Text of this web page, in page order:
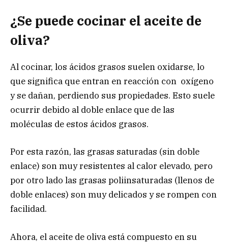
¿Se puede cocinar el aceite de
oliva?
Al cocinar, los ácidos grasos suelen oxidarse, lo
que significa que entran en reacción con oxígeno
y se dañan, perdiendo sus propiedades. Esto suele
ocurrir debido al doble enlace que de las
moléculas de estos ácidos grasos.
Por esta razón, las grasas saturadas (sin doble
enlace) son muy resistentes al calor elevado, pero
por otro lado las grasas poliinsaturadas (llenos de
doble enlaces) son muy delicados y se rompen con
facilidad.
Ahora, el aceite de oliva está compuesto en su